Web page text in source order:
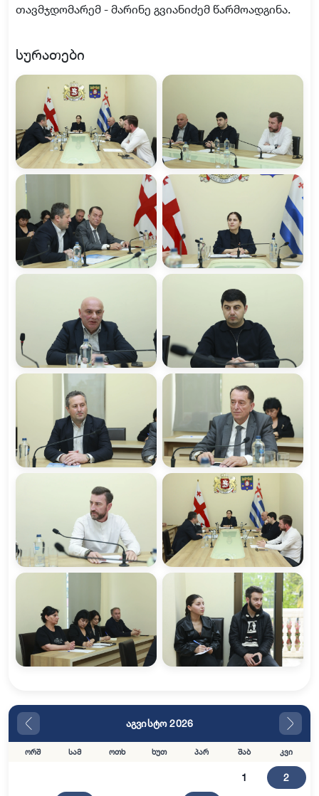
თავმჯდომარემ - მარინე გვიანიძემ წარმოადგინა.
სურათები
აგვისტო 2026
ორშ სამ ოთხ ხუთ პარ შაბ კვი
1 2